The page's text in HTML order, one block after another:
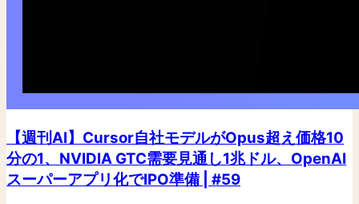
【週刊AI】Cursor自社モデルがOpus超え価格10
分の1、NVIDIA GTC需要見通し1兆ドル、OpenAI
スーパーアプリ化でIPO準備 | #59